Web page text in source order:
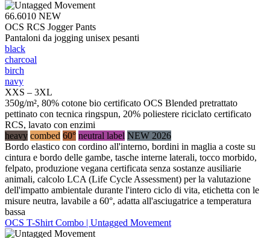
66.6010 NEW
OCS RCS Jogger Pants
Pantaloni da jogging unisex pesanti
black
charcoal
birch
navy
XXS – 3XL
350g/m², 80% cotone bio certificato OCS Blended pretrattato
pettinato con tecnica ringspun, 20% poliestere riciclato certificato
RCS, lavato con enzimi
heavy combed 60° neutral label NEW 2026
Bordo elastico con cordino all'interno, bordini in maglia a coste su
cintura e bordo delle gambe, tasche interne laterali, tocco morbido,
felpato, produzione vegana certificata senza sostanze ausiliarie
animali, calcolo LCA (Life Cycle Assessment) per la valutazione
dell'impatto ambientale durante l'intero ciclo di vita, etichetta con le
misure neutra, lavabile a 60°, adatta all'asciugatrice a temperatura
bassa
OCS T-Shirt Combo | Untagged Movement